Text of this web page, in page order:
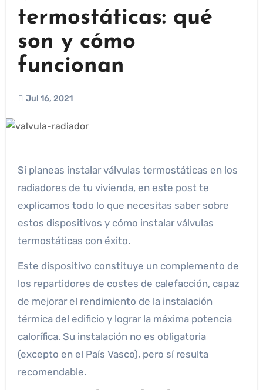
termostáticas: qué
son y cómo
funcionan
Jul 16, 2021
Si planeas instalar válvulas termostáticas en los
radiadores de tu vivienda, en este post te
explicamos todo lo que necesitas saber sobre
estos dispositivos y cómo instalar válvulas
termostáticas con éxito.
Este dispositivo constituye un complemento de
los repartidores de costes de calefacción, capaz
de mejorar el rendimiento de la instalación
térmica del edificio y lograr la máxima potencia
calorífica. Su instalación no es obligatoria
(excepto en el País Vasco), pero sí resulta
recomendable.